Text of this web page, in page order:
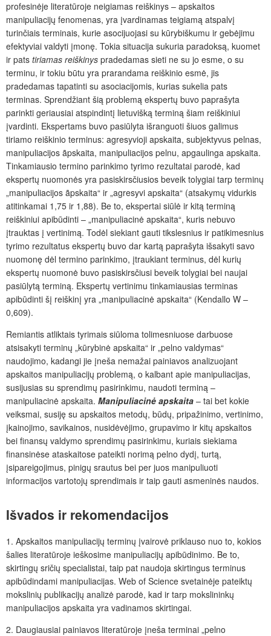
profesinėje literatūroje neigiamas reiškinys – apskaitos
manipuliacijų fenomenas, yra įvardinamas teigiamą atspalvį
turinčiais terminais, kurie asocijuojasi su kūrybiškumu ir gebėjimu
efektyviai valdyti įmonę. Tokia situacija sukuria paradoksą, kuomet
ir pats tiriamas reiškinys pradedamas sieti ne su jo esme, o su
terminu, ir tokiu būtu yra prarandama reiškinio esmė, jis
pradedamas tapatinti su asociacijomis, kurias sukelia pats
terminas. Sprendžiant šią problemą ekspertų buvo paprašyta
parinkti geriausiai atspindintį lietuvišką terminą šiam reiškiniui
įvardinti. Ekspertams buvo pasiūlyta išranguoti šiuos galimus
tiriamo reiškinio terminus: agresyvioji apskaita, subjektyvus pelnas,
manipuliacijos ãpskaita, manipuliacijos pelnu, apgaulinga apskaita.
Tinkamiausio termino parinkimo tyrimo rezultatai parodė, kad
ekspertų nuomonės yra pasiskirsčiusios beveik tolygiai tarp terminų
„manipuliacijos ãpskaita“ ir „agresyvi apskaita“ (atsakymų vidurkis
atitinkamai 1,75 ir 1,88). Be to, ekspertai siūlė ir kitą terminą
reiškiniui apibūdinti – „manipuliacinė apskaita“, kuris nebuvo
įtrauktas į vertinimą. Todėl siekiant gauti tikslesnius ir patikimesnius
tyrimo rezultatus ekspertų buvo dar kartą paprašyta išsakyti savo
nuomonę dėl termino parinkimo, įtraukiant terminus, dėl kurių
ekspertų nuomonė buvo pasiskirsčiusi beveik tolygiai bei naujai
pasiūlytą terminą. Ekspertų vertinimu tinkamiausias terminas
apibūdinti šį reiškinį yra „manipuliacinė apskaita“ (Kendallo W –
0,609).
Remiantis atliktais tyrimais siūloma tolimesniuose darbuose
atsisakyti terminų „kūrybinė apskaita“ ir „pelno valdymas“
naudojimo, kadangi jie įneša nemažai painiavos analizuojant
apskaitos manipuliacijų problemą, o kalbant apie manipuliacijas,
susijusias su sprendimų pasirinkimu, naudoti terminą –
manipuliacinė apskaita. Manipuliacinė apskaita – tai bet kokie
veiksmai, susiję su apskaitos metodų, būdų, pripažinimo, vertinimo,
įkainojimo, savikainos, nusidėvėjimo, grupavimo ir kitų apskaitos
bei finansų valdymo sprendimų pasirinkimu, kuriais siekiama
finansinėse ataskaitose pateikti norimą pelno dydį, turtą,
įsipareigojimus, pinigų srautus bei per juos manipuliuoti
informacijos vartotojų sprendimais ir taip gauti asmeninės naudos.
Išvados ir rekomendacijos
1. Apskaitos manipuliacijų terminų įvairovė priklauso nuo to, kokios
šalies literatūroje ieškosime manipuliacijų apibūdinimo. Be to,
skirtingų sričių specialistai, taip pat naudoja skirtingus terminus
apibūdindami manipuliacijas. Web of Science svetainėje pateiktų
mokslinių publikacijų analizė parodė, kad ir tarp mokslininkų
manipuliacijos apskaita yra vadinamos skirtingai.
2. Daugiausiai painiavos literatūroje įneša terminai „pelno